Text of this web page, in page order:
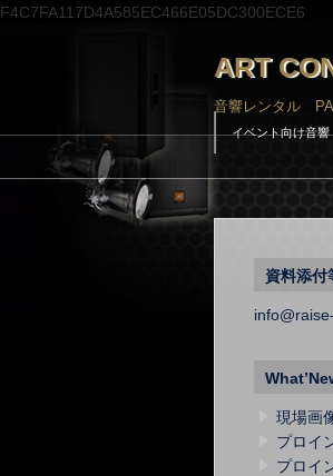
F4C7FA117D4A585EC466E05DC300ECE6
ART
音響レンタル
イベント向け音響
資料添付
現場画
プロイ
プロイ